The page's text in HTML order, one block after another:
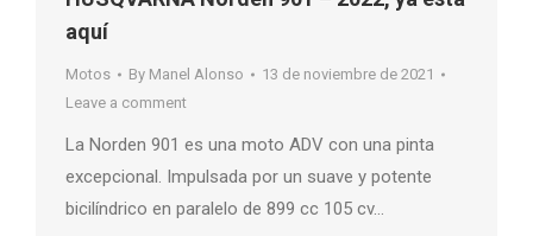
aquí
Motos By Manel Alonso
13 de noviembre de 2021
Leave a comment
La Norden 901 es una moto ADV con una pinta
excepcional. Impulsada por un suave y potente
bicilíndrico en paralelo de 899 cc 105 cv…